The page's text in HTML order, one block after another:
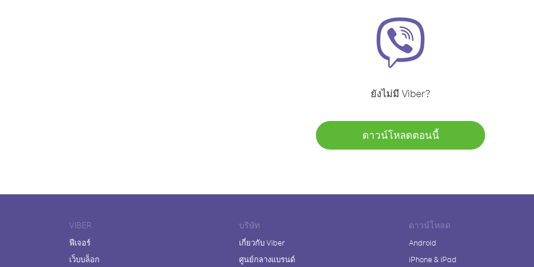
ยังไม่มี Viber?
ดาวน์โหลดตอนนี้
VIBER
ฟีเจอร์
เว็บบล็อก
บริษัท
เกี่ยวกับ Viber
ศูนย์กลางแบรนด์
ดาวน์โหลด
Android
iPhone & iPad